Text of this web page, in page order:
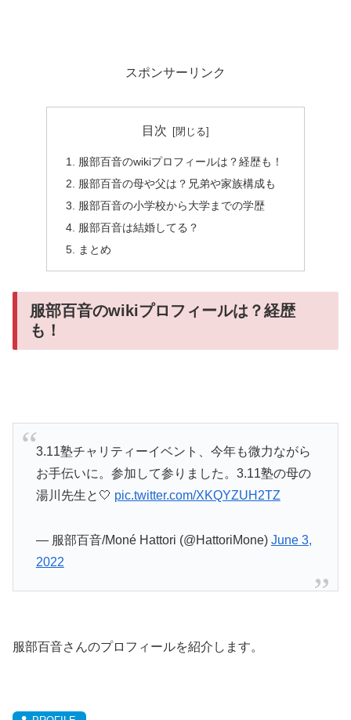
スポンサーリンク
目次
服部百音のwikiプロフィールは？経歴も！
服部百音の母や父は？兄弟や家族構成も
服部百音の小学校から大学までの学歴
服部百音は結婚してる？
まとめ
服部百音のwikiプロフィールは？経歴
も！
3.11塾チャリティーイベント、今年も微力ながら
お手伝いに。参加して参りました。3.11塾の母の
湯川先生と🤍 pic.twitter.com/XKQYZUH2TZ
— 服部百音/Moné Hattori (@HattoriMone) June 3,
2022
服部百音さんのプロフィールを紹介します。